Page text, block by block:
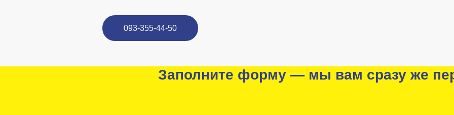
093-355-44-50
Заполните форму — мы вам сразу же